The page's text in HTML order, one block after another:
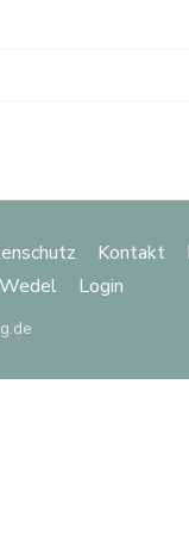
Kontakt
Login